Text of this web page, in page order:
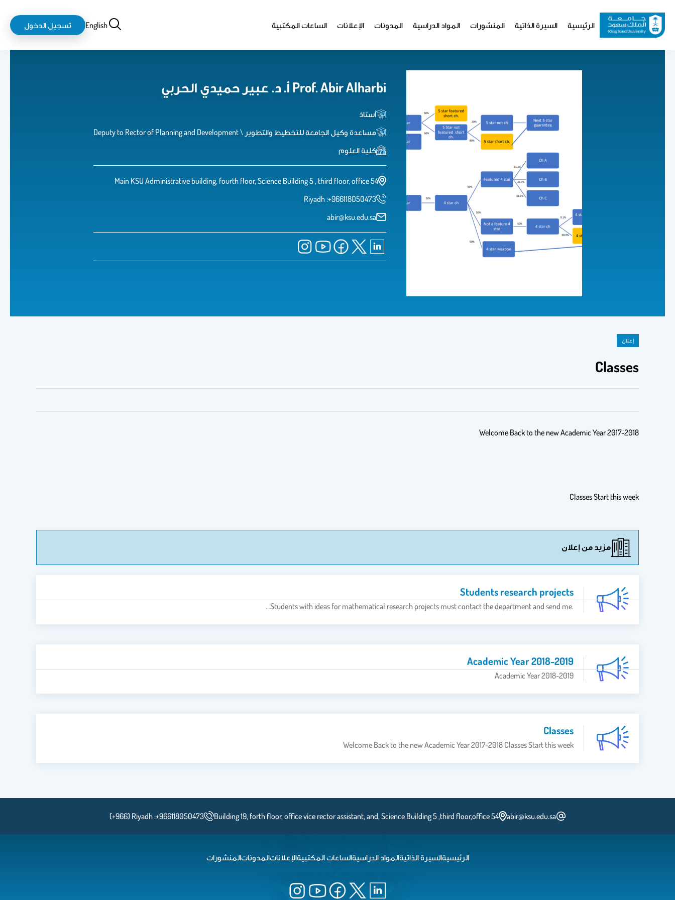
المحتوى
الرئيسي
Website
الرئيسية السيرة الذاتية المنشورات المواد الدراسية المدونات الإعلانات الساعات المكتبية بحثEnglish
login-
logout
تسجيل الدخول
Prof. Abir Alharbi أ. د. عبير حميدي الحربي
أستاذ
مساعدة وكيل الجامعة للتخطيط والتطوير \ Deputy to Rector of Planning and Development
كلية العلوم
Main KSU Administrative building, fourth floor, Science Building 5 , third floor, office 54
Riyadh :+966118050473
abir@ksu.edu.sa
إعلان
Classes
Welcome Back to the new Academic Year 2017-2018
Classes Start this week
مزيد من إعلان
Students research projects
.Students with ideas for mathematical research projects must contact the department and send me…
Academic Year 2018-2019
Academic Year 2018-2019
Classes
Welcome Back to the new Academic Year 2017-2018 Classes Start this week
abir@ksu.edu.sa
Building 19, forth floor, office vice rector assistant, and, Science Building 5 ,third floor,office 54
(+966) Riyadh :+966118050473
الرئيسيةالسيرة الذاتيةالمواد الدراسيةالساعات المكتبيةالإعلاناتالمدوناتالمنشورات